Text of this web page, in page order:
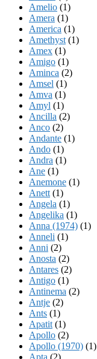
Amelio (1)
Amera (1)
America (1)
Amethyst (1)
Amex (1)
Amigo (1)
Aminca (2)
Amsel (1)
Amva (1)
Amyl (1)
Ancilla (2)
Anco (2)
Andante (1)
Ando (1)
Andra (1)
Ane (1)
Anemone (1)
Anett (1)
Angela (1)
Angelika (1)
Anna (1974) (1)
Anneli (1)
Anni (2)
Anosta (2)
Antares (2)
Antigo (1)
Antinema (2)
Antje (2)
Ants (1)
Apatit (1)
Apollo (2)
Apollo (1970) (1)
Apta (2)